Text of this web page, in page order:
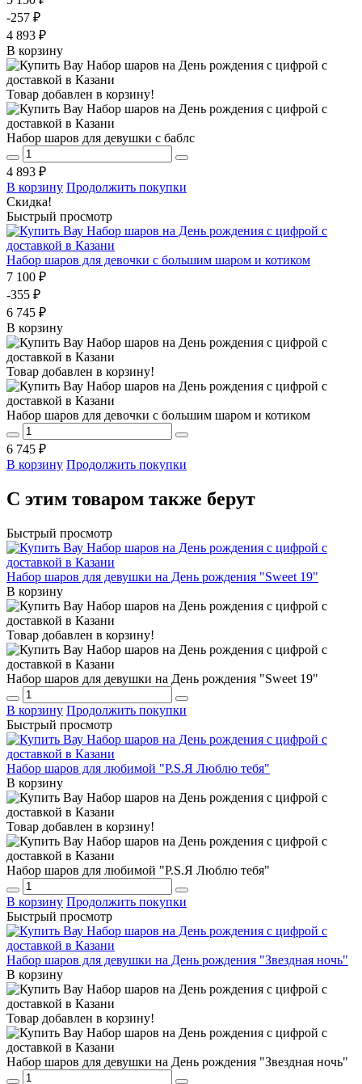
-257 ₽
4 893 ₽
В корзину
Товар добавлен в корзину!
Набор шаров для девушки с баблс
4 893 ₽
В корзину Продолжить покупки
Скидка!
Быстрый просмотр
Набор шаров для девочки с большим шаром и котиком
7 100 ₽
-355 ₽
6 745 ₽
В корзину
Товар добавлен в корзину!
Набор шаров для девочки с большим шаром и котиком
6 745 ₽
В корзину Продолжить покупки
С этим товаром также берут
Быстрый просмотр
Набор шаров для девушки на День рождения "Sweet 19"
В корзину
Товар добавлен в корзину!
Набор шаров для девушки на День рождения "Sweet 19"
В корзину Продолжить покупки
Быстрый просмотр
Набор шаров для любимой "P.S.Я Люблю тебя"
В корзину
Товар добавлен в корзину!
Набор шаров для любимой "P.S.Я Люблю тебя"
В корзину Продолжить покупки
Быстрый просмотр
Набор шаров для девушки на День рождения "Звездная ночь"
В корзину
Товар добавлен в корзину!
Набор шаров для девушки на День рождения "Звездная ночь"